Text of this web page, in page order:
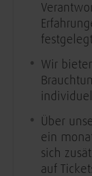
festgelegt
Wir
Über
ein
sich
auf